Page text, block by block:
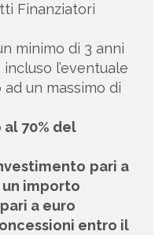
Finanziatori
minimo di 3 anni
l’eventuale
un massimo di
70% del
pari a
un importo
a euro
entro il